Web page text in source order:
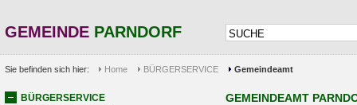
GEMEINDE PARNDORF
Sie befinden sich hier: Home BÜRGERSERVICE Gemeindeamt
BÜRGERSERVICE
GEMEINDEAMT